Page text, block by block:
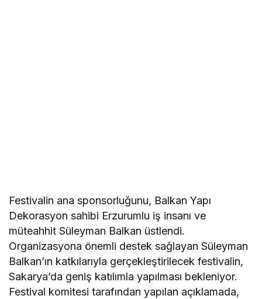
Festivalin ana sponsorluğunu, Balkan Yapı
Dekorasyon sahibi Erzurumlu iş insanı ve
müteahhit Süleyman Balkan üstlendi.
Organizasyona önemli destek sağlayan Süleyman
Balkan’ın katkılarıyla gerçekleştirilecek festivalin,
Sakarya’da geniş katılımla yapılması bekleniyor.
Festival komitesi tarafından yapılan açıklamada,